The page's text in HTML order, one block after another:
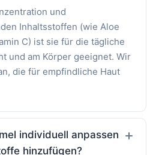
und
Inhaltsstoffen (wie Aloe
C) ist sie für die tägliche
und am Körper geeignet. Wir
die für empfindliche Haut
individuell anpassen
hinzufügen?